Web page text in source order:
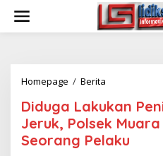
w
Homepage / Berita
d
u
g
a
Diduga Lakukan
Jeruk, Polsek
Seorang Pelaku